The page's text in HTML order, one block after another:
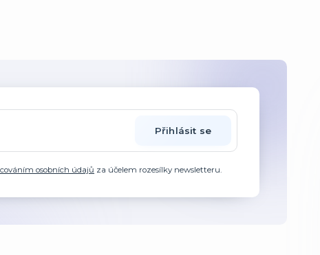
Přihlásit se
osobních údajů za účelem rozesílky newsletteru.